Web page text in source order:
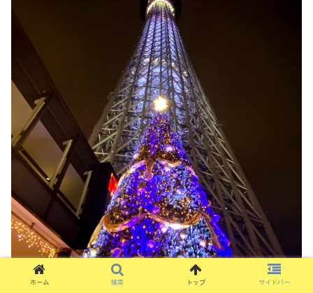
ホーム 検索 トップ サイドバー